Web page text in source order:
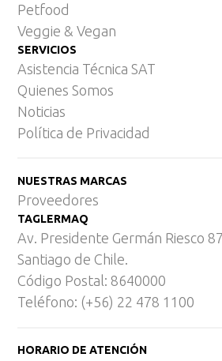
Petfood
Veggie & Vegan
SERVICIOS
Asistencia Técnica SAT
Quienes Somos
Noticias
Política de Privacidad
NUESTRAS MARCAS
Proveedores
TAGLERMAQ
Av. Presidente Germán Riesco
Santiago de Chile.
Código Postal: 8640000
Teléfono: (+56) 22 478 1100
HORARIO DE ATENCIÓN